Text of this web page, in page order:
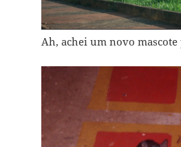
Ah, achei um novo